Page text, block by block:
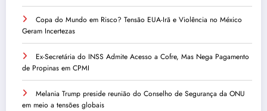
Copa do Mundo em Risco? Tensão EUA-Irã e Violência no México
Geram Incertezas
Ex-Secretária do INSS Admite Acesso a Cofre, Mas Nega Pagamento
de Propinas em CPMI
Melania Trump preside reunião do Conselho de Segurança da ONU
em meio a tensões globais